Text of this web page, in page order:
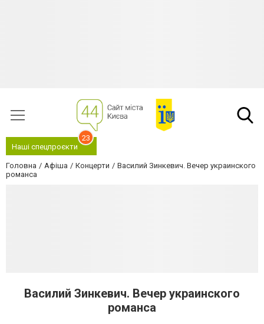
Наші спецпроєкти
23
Головна Афіша Концерти
Василий Зинкевич. Вечер украинского
романса
Василий Зинкевич. Вечер украинского
романса